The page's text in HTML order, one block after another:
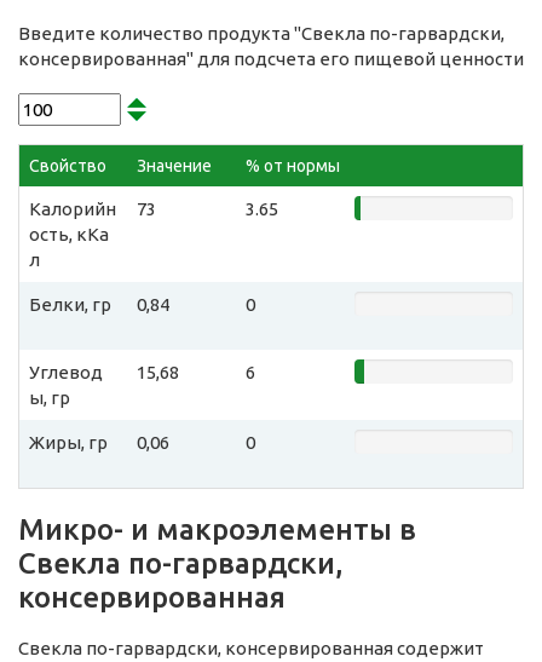
Введите количество продукта "Свекла по-гарвардски,
консервированная" для подсчета его пищевой ценности
Свойство Значение % от нормы
Калорийн
ость, кКа
л
73 3.65
Белки, гр 0,84 0
Углевод
ы, гр
15,68 6
Жиры, гр 0,06 0
Микро- и макроэлементы в
Свекла по-гарвардски,
консервированная
Свекла по-гарвардски, консервированная содержит